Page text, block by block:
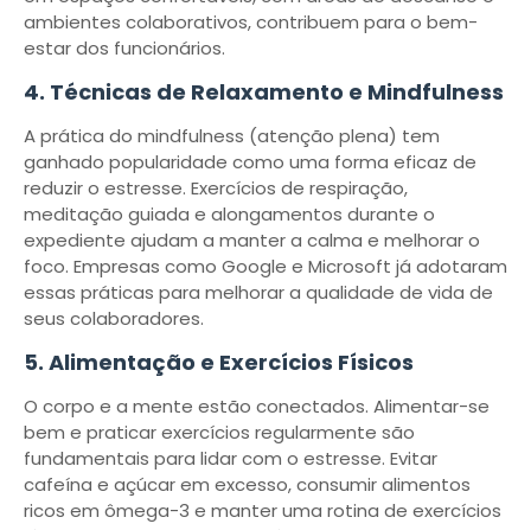
ambientes colaborativos, contribuem para o bem-
estar dos funcionários.
4. Técnicas de Relaxamento e Mindfulness
A prática do mindfulness (atenção plena) tem
ganhado popularidade como uma forma eficaz de
reduzir o estresse. Exercícios de respiração,
meditação guiada e alongamentos durante o
expediente ajudam a manter a calma e melhorar o
foco. Empresas como Google e Microsoft já adotaram
essas práticas para melhorar a qualidade de vida de
seus colaboradores.
5. Alimentação e Exercícios Físicos
O corpo e a mente estão conectados. Alimentar-se
bem e praticar exercícios regularmente são
fundamentais para lidar com o estresse. Evitar
cafeína e açúcar em excesso, consumir alimentos
ricos em ômega-3 e manter uma rotina de exercícios